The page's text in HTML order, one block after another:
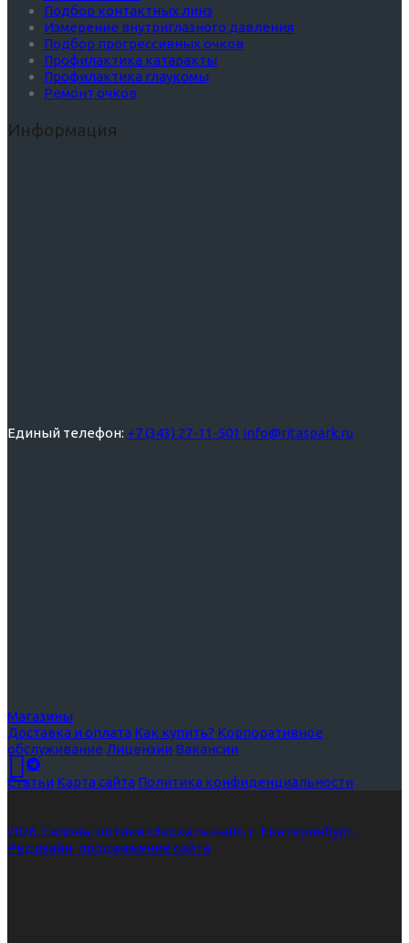
Подбор контактных линз
Измерение внутриглазного давления
Подбор прогрессивных очков
Профилактика катаракты
Профилактика глаукомы
Ремонт очков
Информация
Единый телефон: +7 (343) 27-11-501 info@ritaspark.ru
Магазины
Доставка и оплата Как купить? Корпоративное
обслуживание Лицензии Вакансии
Статьи Карта сайта Политика конфиденциальности
2026, Салоны оптики «Зеркальный», г. Екатеринбург.
Редизайн, продвижение сайта